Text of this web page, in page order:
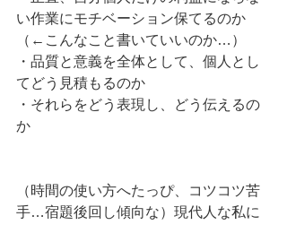
い作業にモチベーション保てるのか
（←こんなこと書いていいのか…）
・品質と意義を全体として、個人とし
てどう見積もるのか
・それらをどう表現し、どう伝えるの
か
（時間の使い方へたっぴ、コツコツ苦
手…宿題後回し傾向な）現代人な私に